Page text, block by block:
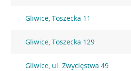
Gliwice, Toszecka 11
Gliwice, Toszecka 129
Gliwice, ul. Zwycięstwa 49